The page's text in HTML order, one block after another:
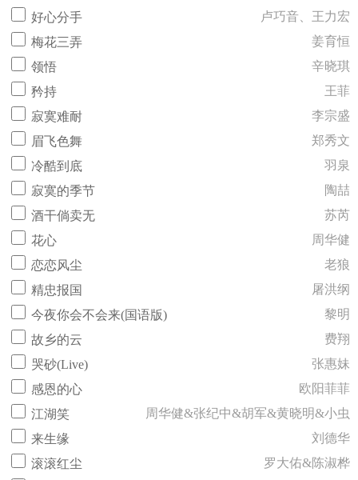
好心分手
卢巧音、王力宏
梅花三弄
姜育恒
领悟
辛晓琪
矜持
王菲
寂寞难耐
李宗盛
眉飞色舞
郑秀文
冷酷到底
羽泉
寂寞的季节
陶喆
酒干倘卖无
苏芮
花心
周华健
恋恋风尘
老狼
精忠报国
屠洪纲
今夜你会不会来(国语版)
黎明
故乡的云
费翔
哭砂(Live)
张惠妹
感恩的心
欧阳菲菲
江湖笑
周华健&张纪中&胡军&黄晓明&小虫
来生缘
刘德华
滚滚红尘
罗大佑&陈淑桦